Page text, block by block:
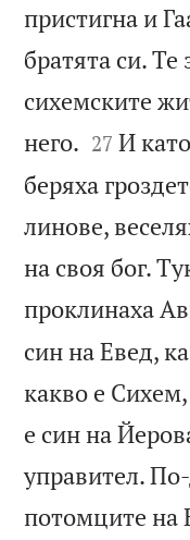
пристигна и
братята си.
сихемските
него. 

27 И
беряха
линове,
на своя бог.
проклинаха
син на Евед,
какво е
е син на
управител.
потомците на